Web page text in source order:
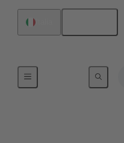
La nostra responsabilità